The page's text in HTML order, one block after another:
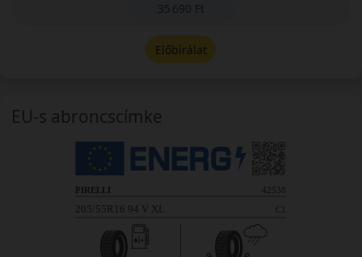
35 690 Ft
Előbírálat
EU-s abroncscímke